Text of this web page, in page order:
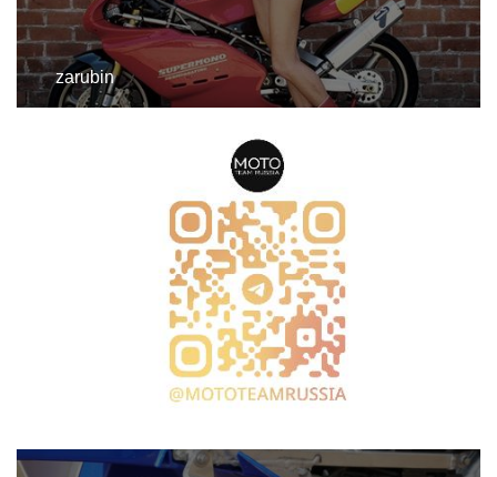
zarubin